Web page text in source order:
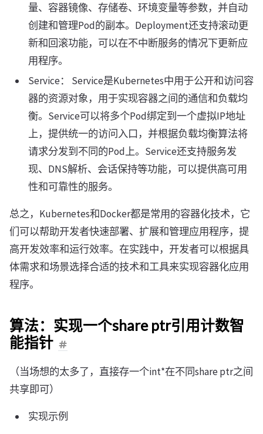
量、容器镜像、存储卷、环境变量等参数，并自动
创建和管理Pod的副本。Deployment还支持滚动更
新和回滚功能，可以在不中断服务的情况下更新应
用程序。
Service： Service是Kubernetes中用于公开和访问容
器的资源对象，用于实现容器之间的通信和负载均
衡。Service可以将多个Pod绑定到一个虚拟IP地址
上，提供统一的访问入口，并根据负载均衡算法将
请求分发到不同的Pod上。Service还支持服务发
现、DNS解析、会话保持等功能，可以提供高可用
性和可靠性的服务。
总之，Kubernetes和Docker都是常用的容器化技术，它
们可以帮助开发者快速部署、扩展和管理应用程序，提
高开发效率和运行效率。在实践中，开发者可以根据具
体需求和场景选择合适的技术和工具来实现容器化应用
程序。
算法：实现一个share ptr引用计数智
能指针
（当场想的太多了，直接存一个int*在不同share ptr之间
共享即可）
实现示例